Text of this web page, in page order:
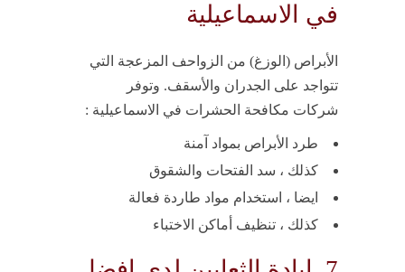
في الاسماعيلية
الأبراص (الوزغ) من الزواحف المزعجة التي
تتواجد على الجدران والأسقف. وتوفر
شركات مكافحة الحشرات في الاسماعيلية :
طرد الأبراص بمواد آمنة
كذلك ، سد الفتحات والشقوق
ايضا ، استخدام مواد طاردة فعالة
كذلك ، تنظيف أماكن الاختباء